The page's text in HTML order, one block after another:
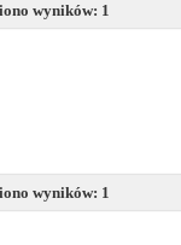
wyników: 1
wyników: 1